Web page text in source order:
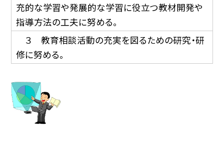
充的な学習や発展的な学習に役立つ教材開発や
指導方法の工夫に努める。
３ 教育相談活動の充実を図るための研究・研
修に努める。